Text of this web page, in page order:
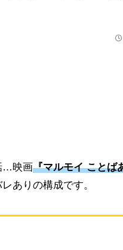
…映画『マルモイ ことば
ありの構成です。